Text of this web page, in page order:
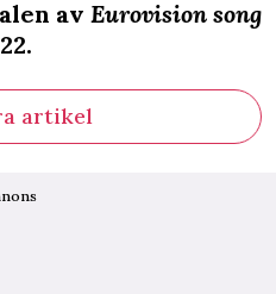
av Eurovision song
artikel